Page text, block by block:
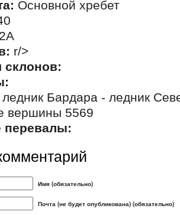
Основной хребет
2А
r/>
склонов:
ледник Бардара - ледник
вершины 5569
Имя (обязательно)
Почта (не будет опубликована) (обязательно)